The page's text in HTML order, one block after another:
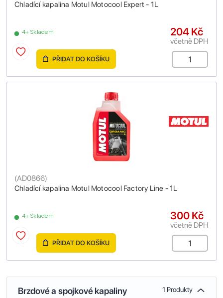
Chladící kapalina Motul Motocool Expert - 1L
4+ Skladem 204 Kč
včetně DPH
PŘIDAT DO KOŠÍKU
Chladící kapalina Motul Motocool Factory Line - 1L
(AD0866)
4+ Skladem 300 Kč
včetně DPH
PŘIDAT DO KOŠÍKU
Brzdové a spojkové kapaliny 1 Produkty